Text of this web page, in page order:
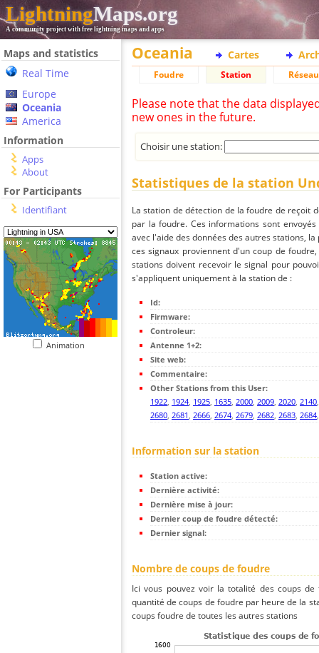
LightningMaps.org
A community project with free lightning maps and apps
Maps and statistics
Real Time
Europe
Oceania
America
Information
Apps
About
For Participants
Identifiant
Animation
Oceania Cartes
Foudre Station Réseau
Please note that the data
new ones in the future.
Choisir une station:
Statistiques de la station
La station de détection de la foudre de reçoit
par la foudre. Ces informations sont
avec l'aide des données des autres stations,
ces signaux proviennent d'un coup de
stations doivent recevoir le signal pour
s'appliquent uniquement à la station de :
Id:
Firmware:
Controleur:
Antenne 1+2:
Site web:
Commentaire:
Other Stations from this User:
1922, 1924, 1925, 1635, 2000, 2009, 2020, 2140
2680, 2681, 2666, 2674, 2679, 2682, 2683, 2684
Information sur la station
Station active:
Dernière activité:
Dernière mise à jour:
Dernier coup de foudre détecté:
Dernier signal:
Nombre de coups de foudre
Ici vous pouvez voir la totalité des coups
quantité de coups de foudre par heure de la
coups foudre de toutes les autres stations